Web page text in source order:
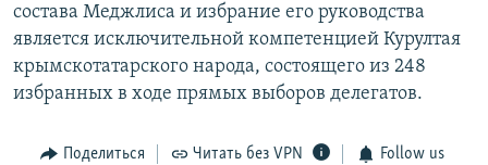
состава Меджлиса и избрание его руководства
является исключительной компетенцией Курултая
крымскотатарского народа, состоящего из 248
избранных в ходе прямых выборов делегатов.
Поделиться Читать без VPN Follow us